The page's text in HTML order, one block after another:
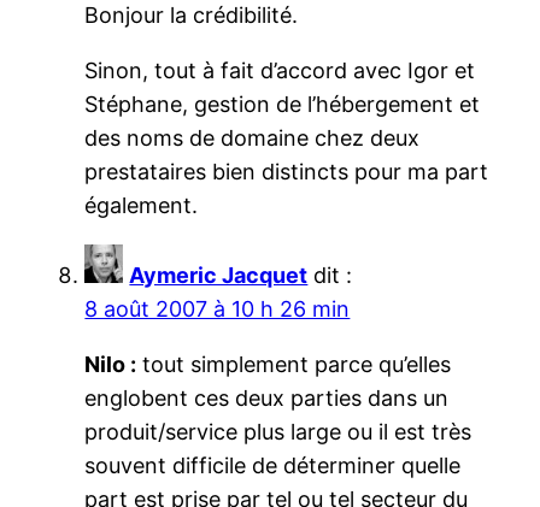
Bonjour la crédibilité.
Sinon, tout à fait d’accord avec Igor et
Stéphane, gestion de l’hébergement et
des noms de domaine chez deux
prestataires bien distincts pour ma part
également.
Aymeric Jacquet dit :
8 août 2007 à 10 h 26 min
Nilo : tout simplement parce qu’elles
englobent ces deux parties dans un
produit/service plus large ou il est très
souvent difficile de déterminer quelle
part est prise par tel ou tel secteur du